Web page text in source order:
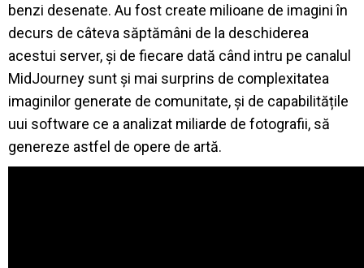
benzi desenate. Au fost create milioane de imagini în
decurs de câteva săptămâni de la deschiderea
acestui server, și de fiecare dată când intru pe canalul
MidJourney sunt și mai surprins de complexitatea
imaginilor generate de comunitate, și de capabilitățile
uui software ce a analizat miliarde de fotografii, să
genereze astfel de opere de artă.